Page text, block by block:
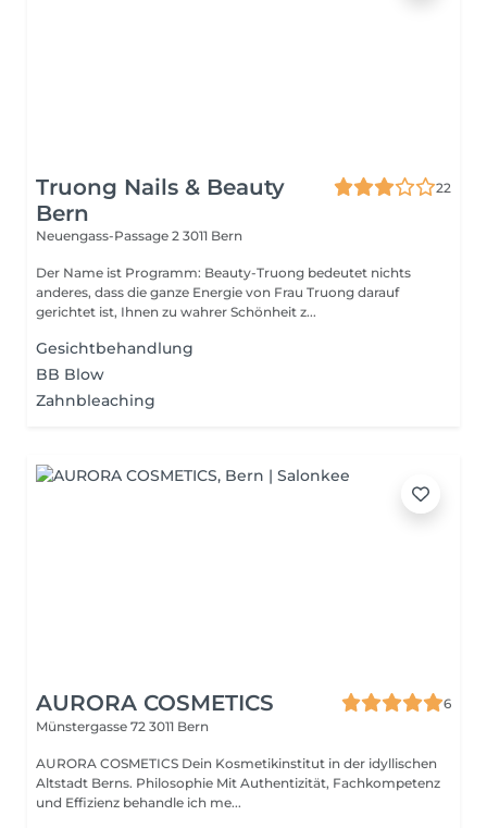
Truong Nails & Beauty
Bern
22
Neuengass-Passage 2 3011 Bern
Der Name ist Programm: Beauty-Truong bedeutet nichts
anderes, dass die ganze Energie von Frau Truong darauf
gerichtet ist, Ihnen zu wahrer Schönheit z...
Gesichtbehandlung
BB Blow
Zahnbleaching
AURORA COSMETICS
6
Münstergasse 72 3011 Bern
AURORA COSMETICS Dein Kosmetikinstitut in der idyllischen
Altstadt Berns. Philosophie Mit Authentizität, Fachkompetenz
und Effizienz behandle ich me...